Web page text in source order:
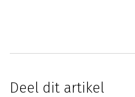
Deel dit artikel